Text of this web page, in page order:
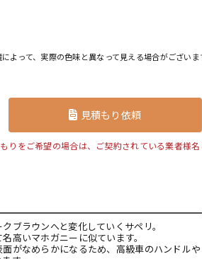
よって、実際の色味と異なって見える場合がございま
見積もり依頼
りをご希望の場合は、ご契約されている業者様
ブラウンへと変化していくサペリ。
高いマホガニーに似ています。
がなめらかになるため、高級車のハンドルや